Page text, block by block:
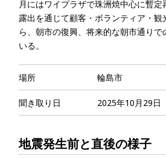
月にはワイプラザで珠洲焼中心に暫定
露出を通じて顧客・ボランティア・
ら、朝市の復興、将来的な朝市通り
いる。
場所 輪島市
聞き取り日 2025年10月29日
地震発生前と直後の様子